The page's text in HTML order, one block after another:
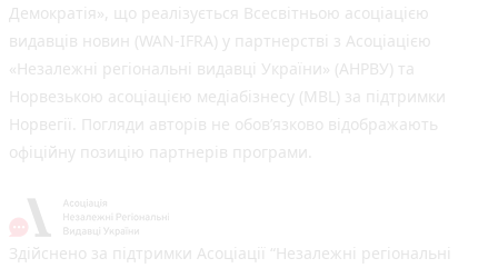
Демократія», що реалізується Всесвітньою асоціацією
видавців новин (WAN-IFRA) у партнерстві з Асоціацією
«Незалежні регіональні видавці України» (АНРВУ) та
Норвезькою асоціацією медіабізнесу (MBL) за підтримки
Норвегії. Погляди авторів не обов’язково відображають
офіційну позицію партнерів програми.
Здійснено за підтримки Асоціації “Незалежні регіональні